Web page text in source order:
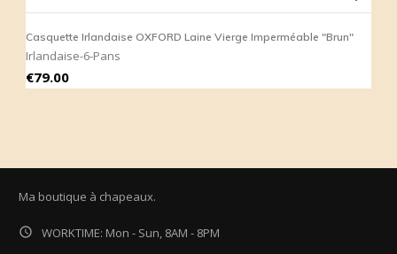
Casquette Irlandaise OXFORD Laine Vierge Imperméable "Brun"
Irlandaise-6-Pans
Price
€79.00
Ma boutique à chapeaux.
 WORKTIME: Mon - Sun, 8AM - 8PM